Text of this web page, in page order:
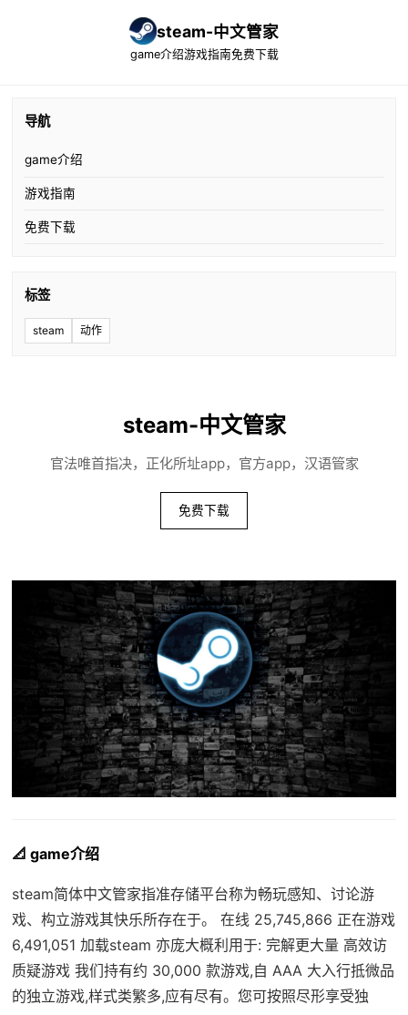
steam-中文管家
game介绍游戏指南免费下载
导航
game介绍
游戏指南
免费下载
标签
steam 动作
steam-中文管家
官法唯首指决，正化所址app，官方app，汉语管家
免费下载
📐 game介绍
steam简体中文管家指准存储平台称为畅玩感知、讨论游
戏、构立游戏其快乐所存在于。 在线 25,745,866 正在游戏
6,491,051 加载steam 亦庞大概利用于: 完解更大量 高效访
质疑游戏 我们持有约 30,000 款游戏,自 AAA 大入行抵微品
的独立游戏,样式类繁多,应有尽有。您可按照尽形享受独